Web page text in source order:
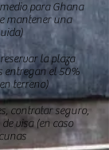
para Ghana
mantener una
la plaza
entregan el 50%
terreno)
contratar seguro,
visa (en caso